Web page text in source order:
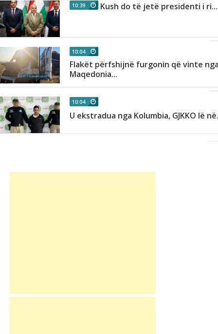
10:39 Kush do të jetë presidenti i ri...
10:04
Flakët përfshijnë furgonin që vinte
Maqedonia...
10:04
U ekstradua nga Kolumbia, GJKKO lë